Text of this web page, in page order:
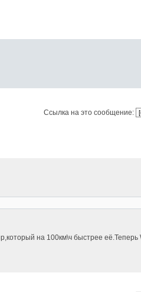
Ссылка на это сообщение:
на 100км\ч быстрее её.Теперь